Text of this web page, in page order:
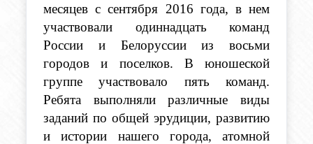
месяцев с сентября 2016 года, в нем
участвовали одиннадцать команд
России и Белоруссии из восьми
городов и поселков. В юношеской
группе участвовало пять команд.
Ребята выполняли различные виды
заданий по общей эрудиции, развитию
и истории нашего города, атомной